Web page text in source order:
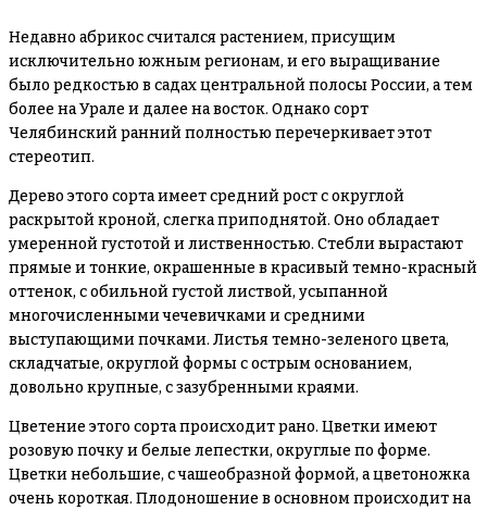
Недавно абрикос считался растением, присущим
исключительно южным регионам, и его выращивание
было редкостью в садах центральной полосы России, а тем
более на Урале и далее на восток. Однако сорт
Челябинский ранний полностью перечеркивает этот
стереотип.
Дерево этого сорта имеет средний рост с округлой
раскрытой кроной, слегка приподнятой. Оно обладает
умеренной густотой и лиственностью. Стебли вырастают
прямые и тонкие, окрашенные в красивый темно-красный
оттенок, с обильной густой листвой, усыпанной
многочисленными чечевичками и средними
выступающими почками. Листья темно-зеленого цвета,
складчатые, округлой формы с острым основанием,
довольно крупные, с зазубренными краями.
Цветение этого сорта происходит рано. Цветки имеют
розовую почку и белые лепестки, округлые по форме.
Цветки небольшие, с чашеобразной формой, а цветоножка
очень короткая. Плодоношение в основном происходит на